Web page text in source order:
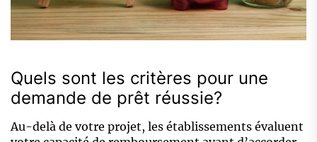
Quels sont les critères pour une
demande de prêt réussie?
Au-delà de votre projet, les établissements évaluent